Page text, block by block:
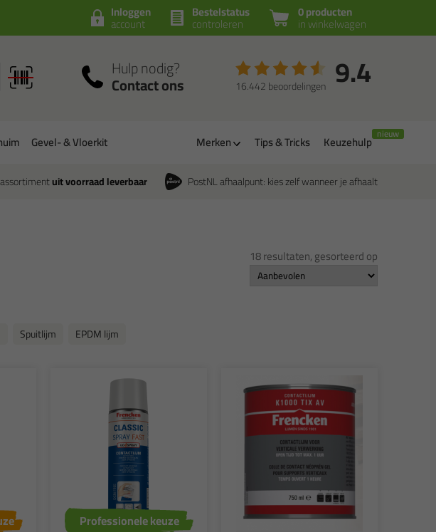
0 producten
in winkelwagen
Bestelstatus
controleren
Inloggen
account
Hulp nodig?
Contact ons 9.4
16.442 beoordelingen
Gevel- & Vloerkit Merken Tips & Tricks Keuzehulp
uit voorraad leverbaar PostNL afhaalpunt: kies zelf wanneer je afhaalt
Spuitlijm EPDM lijm
18 resultaten, gesorteerd op
Professionele keuze